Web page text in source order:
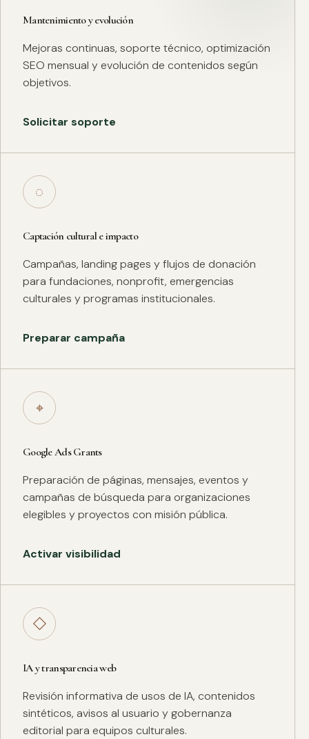
Mantenimiento y evolución
Mejoras continuas, soporte técnico, optimización
SEO mensual y evolución de contenidos según
objetivos.
Solicitar soporte
◌
Captación cultural e impacto
Campañas, landing pages y flujos de donación
para fundaciones, nonprofit, emergencias
culturales y programas institucionales.
Preparar campaña
⌖
Google Ads Grants
Preparación de páginas, mensajes, eventos y
campañas de búsqueda para organizaciones
elegibles y proyectos con misión pública.
Activar visibilidad
◇
IA y transparencia web
Revisión informativa de usos de IA, contenidos
sintéticos, avisos al usuario y gobernanza
editorial para equipos culturales.